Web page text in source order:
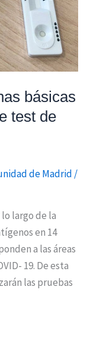
básicas
test de
de Madrid /
largo de la
en 14
a las áreas
19. De esta
las pruebas